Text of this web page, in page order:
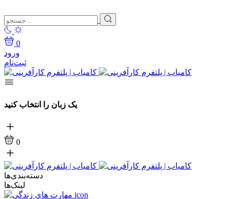
0
ورود
ثبت‌نام
یک زبان را انتخاب کنید
0
دسته‌بندی‌ها
لینک‌ها